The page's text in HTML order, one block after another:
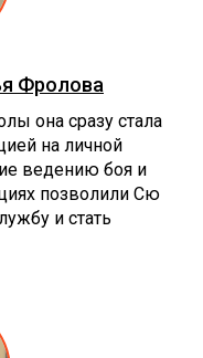
Фролова
она сразу стала
на личной
ведению боя и
позволили Сю
и стать